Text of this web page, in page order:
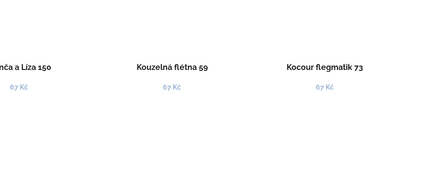
a Líza 150
67 Kč
Kouzelná flétna 59
67 Kč
Kocour flegmatik 73
67 Kč